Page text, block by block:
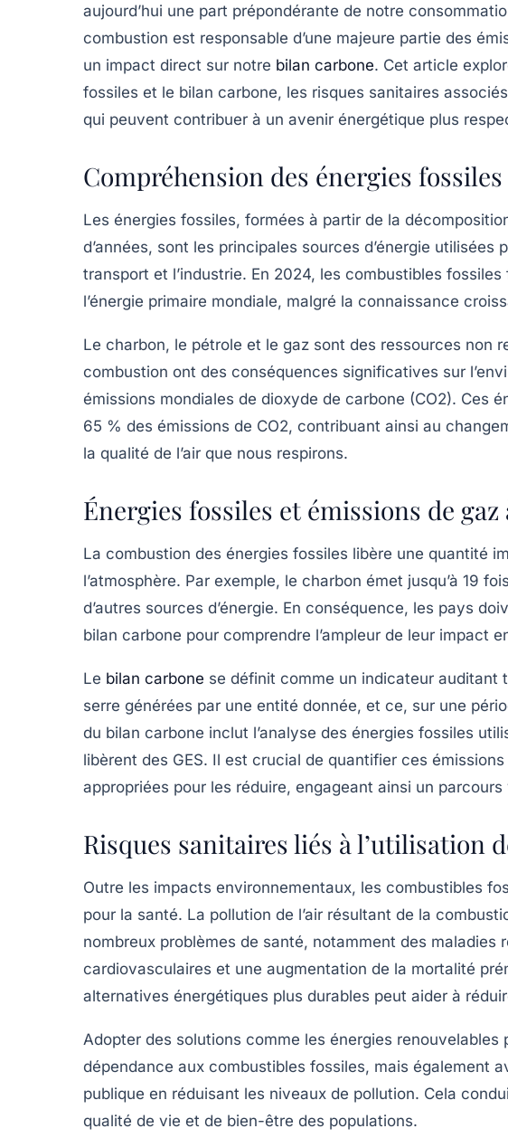
aujourd’hui une part prépondérante de notre
combustion est responsable d’une majeure partie des
un impact direct sur notre bilan carbone. Cet article
fossiles et le bilan carbone, les risques sanitaires
qui peuvent contribuer à un avenir énergétique plus
Compréhension des énergies fossiles
Les énergies fossiles, formées à partir de la
d’années, sont les principales sources d’énergie utilisées
transport et l’industrie. En 2024, les combustibles
l’énergie primaire mondiale, malgré la connaissance
Le charbon, le pétrole et le gaz sont des ressources non
combustion ont des conséquences significatives sur
émissions mondiales de dioxyde de carbone (CO2). Ces
65 % des émissions de CO2, contribuant ainsi au
la qualité de l’air que nous respirons.
Énergies fossiles et émissions de gaz
La combustion des énergies fossiles libère une quantité
l’atmosphère. Par exemple, le charbon émet jusqu’à 19
d’autres sources d’énergie. En conséquence, les pays
bilan carbone pour comprendre l’ampleur de leur impact
Le bilan carbone se définit comme un indicateur auditant
serre générées par une entité donnée, et ce, sur une
du bilan carbone inclut l’analyse des énergies fossiles
libèrent des GES. Il est crucial de quantifier ces
appropriées pour les réduire, engageant ainsi un
Risques sanitaires liés à l’utilisation
Outre les impacts environnementaux, les combustibles
pour la santé. La pollution de l’air résultant de la
nombreux problèmes de santé, notamment des maladies
cardiovasculaires et une augmentation de la mortalité
alternatives énergétiques plus durables peut aider à
Adopter des solutions comme les énergies renouvelables
dépendance aux combustibles fossiles, mais également
publique en réduisant les niveaux de pollution. Cela
qualité de vie et de bien-être des populations.